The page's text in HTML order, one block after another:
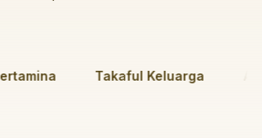
Takaful Keluarga